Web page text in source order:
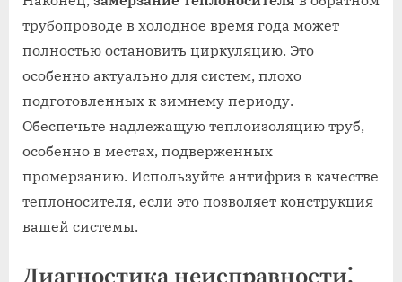
трубопроводе в холодное время года может
полностью остановить циркуляцию. Это
особенно актуально для систем, плохо
подготовленных к зимнему периоду.
Обеспечьте надлежащую теплоизоляцию труб,
особенно в местах, подверженных
промерзанию. Используйте антифриз в качестве
теплоносителя, если это позволяет конструкция
вашей системы.